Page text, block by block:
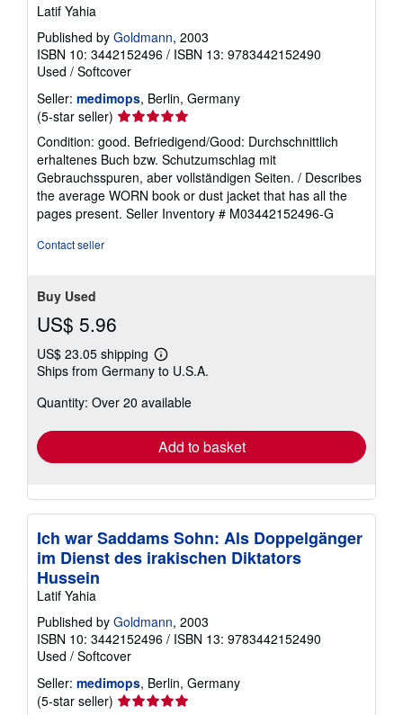
Latif Yahia
Published by Goldmann, 2003
ISBN 10: 3442152496 / ISBN 13: 9783442152490
Used / Softcover
Seller: medimops, Berlin, Germany
(5-star seller) Seller
rating
5
out
of
5
stars
Condition: good. Befriedigend/Good: Durchschnittlich
erhaltenes Buch bzw. Schutzumschlag mit
Gebrauchsspuren, aber vollständigen Seiten. / Describes
the average WORN book or dust jacket that has all the
pages present. Seller Inventory # M03442152496-G
Contact seller
Buy Used
US$ 5.96
US$ 23.05 shipping
Learn
more
shipping
Ships from Germany to U.S.A.
Quantity: Over 20 available
Add to basket
Ich war Saddams Sohn: Als Doppelgänger
im Dienst des irakischen Diktators
Hussein
Latif Yahia
Published by Goldmann, 2003
ISBN 10: 3442152496 / ISBN 13: 9783442152490
Used / Softcover
Seller: medimops, Berlin, Germany
(5-star seller) Seller